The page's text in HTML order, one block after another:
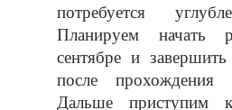
потребуется
Планируем начать
сентябре и
после прохождения
Дальше приступим